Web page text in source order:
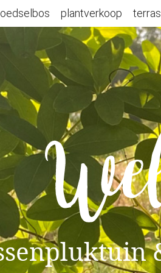
plantverkoop terras